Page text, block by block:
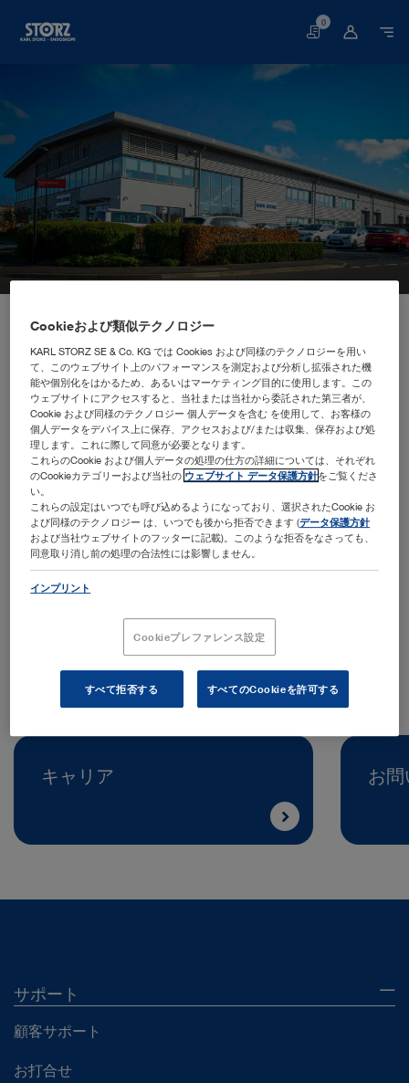
買
0
イギリス、スラウ: KARL STORZ Endoscopy (UK) Ltd.
海外販売マーケティング拠点
KARL STORZ Endoscopy (UK)
Ltd.
住所:
KARL STORZ Endoscopy (UK) Ltd.
415 Perth Avenue
+44 0 1753 503500
キャリア お
サポート
顧客サポート
お打合せ
Cookieおよび類似テクノロジー
KARL STORZ SE & Co. KG では Cookies および同様のテクノロジーを用い
て、このウェブサイト上のパフォーマンスを測定および分析し拡張された機
能や個別化をはかるため、あるいはマーケティング目的に使用します。この
ウェブサイトにアクセスすると、当社または当社から委託された第三者が、
Cookie および同様のテクノロジー 個人データを含む を使用して、お客様の
個人データをデバイス上に保存、アクセスおよび/または収集、保存および処
理します。これに際して同意が必要となります。
これらのCookie および個人データの処理の仕方の詳細については、それぞれ
のCookieカテゴリーおよび当社の ウェブサイト データ保護方針をご覧くださ
い。
これらの設定はいつでも呼び込めるようになっており、選択されたCookie お
よび同様のテクノロジー は、いつでも後から拒否できます (データ保護方針
および当社ウェブサイトのフッターに記載)。このような拒否をなさっても、
同意取り消し前の処理の合法性には影響しません。
インプリント
Cookieプレファレンス設定
すべて拒否する すべてのCookieを許可する